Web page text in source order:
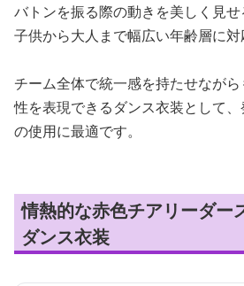
バトンを振る際の動きを美しく見せ
子供から大人まで幅広い年齢層に対
チーム全体で統一感を持たせなが
性を表現できるダンス衣装として
の使用に最適です。
情熱的な赤色チアリーダー
ダンス衣装